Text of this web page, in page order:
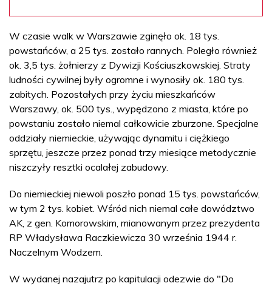
W czasie walk w Warszawie zginęło ok. 18 tys.
powstańców, a 25 tys. zostało rannych. Poległo również
ok. 3,5 tys. żołnierzy z Dywizji Kościuszkowskiej. Straty
ludności cywilnej były ogromne i wynosiły ok. 180 tys.
zabitych. Pozostałych przy życiu mieszkańców
Warszawy, ok. 500 tys., wypędzono z miasta, które po
powstaniu zostało niemal całkowicie zburzone. Specjalne
oddziały niemieckie, używając dynamitu i ciężkiego
sprzętu, jeszcze przez ponad trzy miesiące metodycznie
niszczyły resztki ocalałej zabudowy.
Do niemieckiej niewoli poszło ponad 15 tys. powstańców,
w tym 2 tys. kobiet. Wśród nich niemal całe dowództwo
AK, z gen. Komorowskim, mianowanym przez prezydenta
RP Władysława Raczkiewicza 30 września 1944 r.
Naczelnym Wodzem.
W wydanej nazajutrz po kapitulacji odezwie do "Do